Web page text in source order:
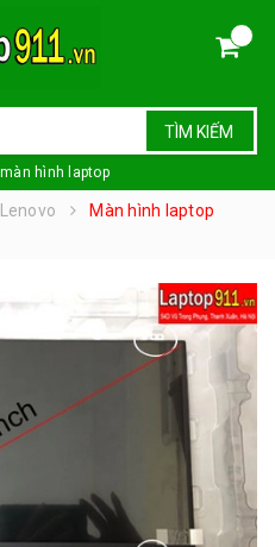
TÌM KIẾM
hình laptop
Màn hình laptop